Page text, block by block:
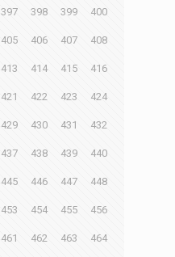
397 398 399 400
405 406 407 408
413 414 415 416
421 422 423 424
429 430 431 432
437 438 439 440
445 446 447 448
453 454 455 456
461 462 463 464